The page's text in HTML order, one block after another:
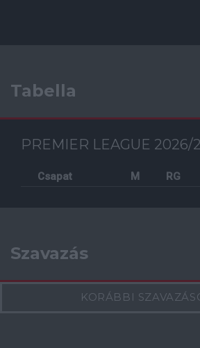
Tabella
PREMIER LEAGUE 2026/
Csapat M RG
Szavazás
KORÁBBI